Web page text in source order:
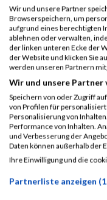
2026 Jänner März
2025
Jänner März
2024
Jänner März
2023
Jänner März
2022
Jänner März
2021
Jänner März
2020
Jänner März
2019
Jänner März
2018
Jänner März
2017
Jänner März
Wir und unsere Partner
Browserspeichern, um
aufgrund eines berechtigten
ablehnen oder verwalten,
der linken unteren Ecke der
der Website und klicken Sie
werden unseren Partnern
Wir und unsere Partner
Speichern von oder Zugriff
von Profilen für
Personalisierung von
Performance von Inhalten.
und Verbesserung der
Daten können außerhalb der
Ihre Einwilligung und die
Partnerliste anzeigen